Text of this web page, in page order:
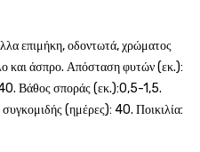
GEMMA12768
επιμήκη, οδοντωτά, χρώματος
και άσπρο. Απόσταση φυτών (εκ.):
Βάθος σποράς (εκ.):0,5-1,5.
(ημέρες): 40. Ποικιλία: